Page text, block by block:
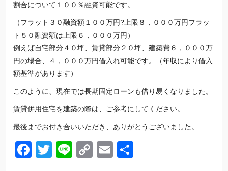
割合について１００％融資可能です。
（フラット３０融資額１００万円?上限８，０００万円フラッ
ト５０融資額は上限６，０００万円）
例えば自宅部分４０坪、賃貸部分２０坪、建築費６，０００万
円の場合、４，０００万円借入れ可能です。（年収により借入
額基準があります）
このように、現在では長期固定ローンも借り易くなりました。
賃貸併用住宅を建築の際は、ご参考にしてください。
最後までお付き合いいただき、ありがとうございました。
Facebook
Twitter
LineCopyEmail